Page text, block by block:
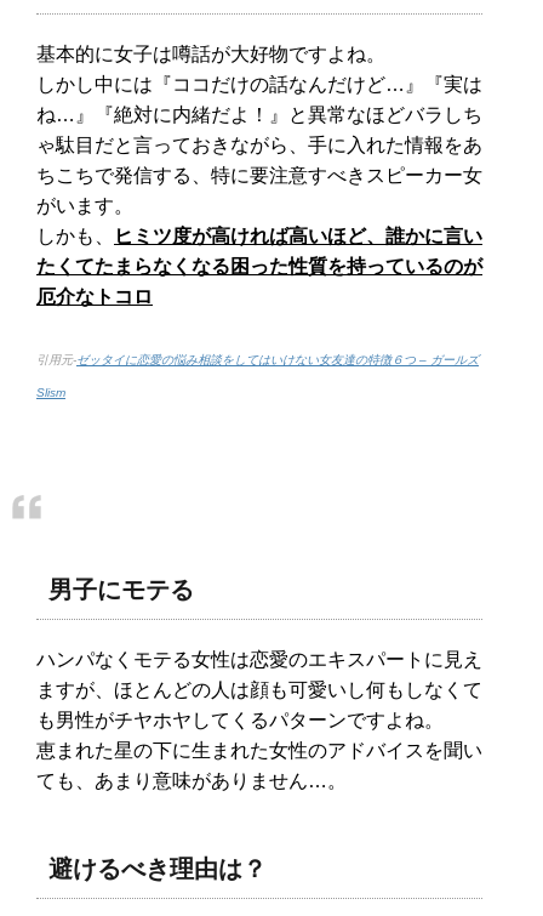
基本的に女子は噂話が大好物ですよね。
しかし中には『ココだけの話なんだけど…』『実は
ね…』『絶対に内緒だよ！』と異常なほどバラしち
ゃ駄目だと言っておきながら、手に入れた情報をあ
ちこちで発信する、特に要注意すべきスピーカー女
がいます。
しかも、
ヒミツ度が高ければ高いほど、誰かに言い
たくてたまらなくなる困った性質を持っているのが
厄介なトコロ
引用元-ゼッタイに恋愛の悩み相談をしてはいけない女友達の特徴６つ – ガールズ
Slism
男子にモテる
ハンパなくモテる女性は恋愛のエキスパートに見え
ますが、ほとんどの人は顔も可愛いし何もしなくて
も男性がチヤホヤしてくるパターンですよね。
恵まれた星の下に生まれた女性のアドバイスを聞い
ても、あまり意味がありません…。
避けるべき理由は？